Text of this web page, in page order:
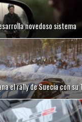
novedoso sistema
el rally de Suecia con su